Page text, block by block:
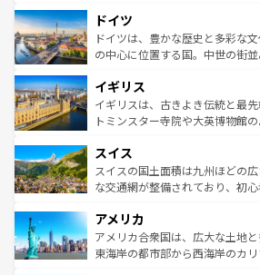
せる。地方によって風土や気候が
性で訪れる
ンテンツ一覧を参照してほしい。
で、幅広い魅力が詰まっている。
聖堂、美しいビーチ、そして豊
から魅了する。また、フランス
いる。シャンパンの発祥地である
香り高いラベンダー畑など、多
らに、パリ以外の地域にも魅力
れる地方に足を運ぶとそれぞれで
きるだろう。 なお、新着の
を参照してほしい。
ドイツ
ドイツは、豊かな歴史と多彩な
の中心に位置する国。中世の街
顔を持つこの国は、どこを歩いて
ルリンの文化的活気、バイエル
してライン川沿いのワイン畑と
は、お酒好きな人にはぜひ体験してほしい
ドイツ情報はコンテンツ一覧を
イギリス
イギリスは、古きよき伝統と最
トミンスター寺院や大英博物館
リアごとに異なる魅力がある。ま
ティー、ビール好きにはたまら
戦など、本場だからこそできる
ンツ一覧を参照してほしい。
スイス
スイスの国土面積は九州ほどの
な交通網が整備されており、初
の建物がそのまま残る町や、スイ
博物館もあり、アルプス観光だけ
ことができる。国民の所得が高
アメリカ
アメリカ合衆国は、広大な土地と
東海岸の都市部から西海岸のカ